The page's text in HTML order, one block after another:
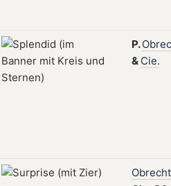
P.
& Cie.
Obrecht